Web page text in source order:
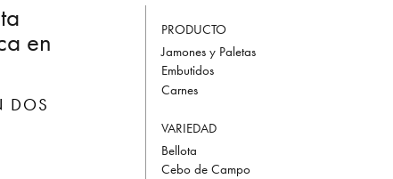
en
DOS
PRODUCTO
Jamones y Paletas
Embutidos
Carnes
VARIEDAD
Bellota
Cebo de Campo